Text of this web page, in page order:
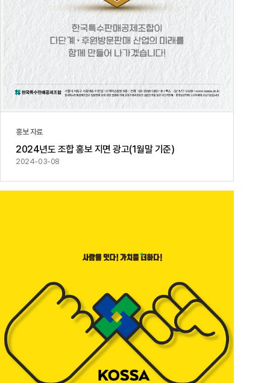
홍보 자료
2024년도 조합 홍보 지면 광고(1월말 기준)
2024-03-08